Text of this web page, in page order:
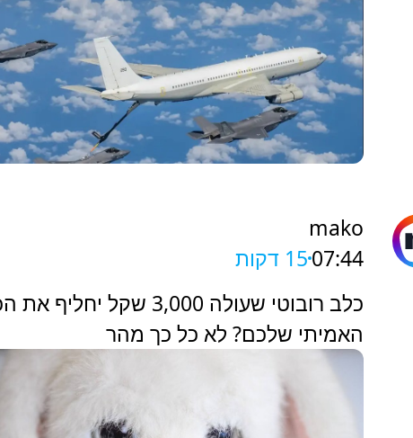
mako
07:4415 דקות
כלב רובוטי שעולה 3,000 שקל
האמיתי שלכם? לא כל כך מהר